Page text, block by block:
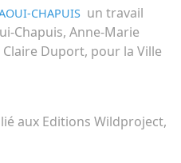
CHAPUIS un travail
Chapuis, Anne-Marie
Duport, pour la Ville
aux Editions Wildproject,